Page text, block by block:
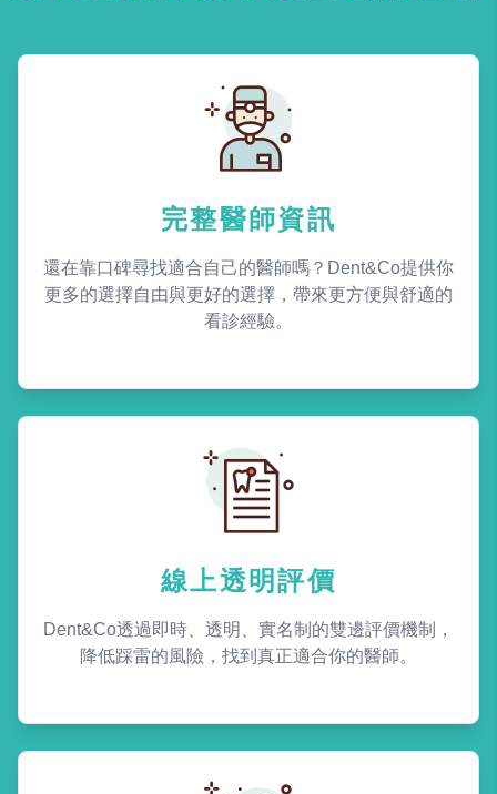
完整醫師資訊
還在靠口碑尋找適合自己的醫師嗎？Dent&Co提供你
更多的選擇自由與更好的選擇，帶來更方便與舒適的
看診經驗。
線上透明評價
Dent&Co透過即時、透明、實名制的雙邊評價機制，
降低踩雷的風險，找到真正適合你的醫師。